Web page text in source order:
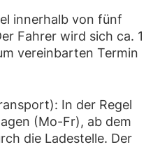
innerhalb von fünf
Fahrer wird sich ca. 1
vereinbarten Termin
In der Regel
(Mo-Fr), ab dem
die Ladestelle. Der